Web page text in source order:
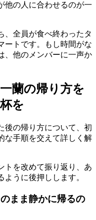
他の人に合わせるのが一
全員が食べ終わったタ
ートです。もし時間がな
、他のメンバーに一声か
蘭の帰り方を
を
後の帰り方について、初
な手順を交えて詳しく解
トを改めて振り返り、あ
うに後押しします。
まま静かに帰るの